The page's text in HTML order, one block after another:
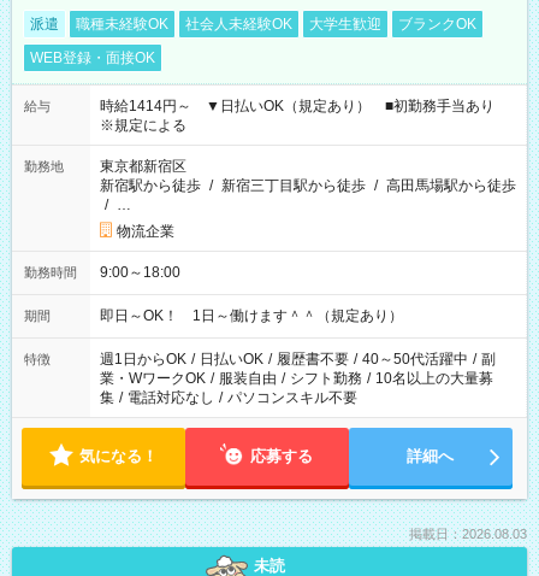
派遣 職種未経験OK 社会人未経験OK 大学生歓迎
ブランクOK
WEB登録・面接OK
給与
時給1414円～ ▼日払いOK（規定あり） ■初勤務手当あり
※規定による
勤務地
東京都新宿区
新宿駅から徒歩 / 新宿三丁目駅から徒歩 / 高田馬場駅から徒歩
/ …
物流企業
勤務時間 9:00～18:00
期間 即日～OK！ 1日～働けます＾＾（規定あり）
特徴 週1日からOK / 日払いOK / 履歴書不要 / 40～50代活躍中 / 副
業・WワークOK / 服装自由 / シフト勤務 / 10名以上の大量募
集 / 電話対応なし / パソコンスキル不要
気になる！ 応募する 詳細へ
掲載日：2026.08.03
未読